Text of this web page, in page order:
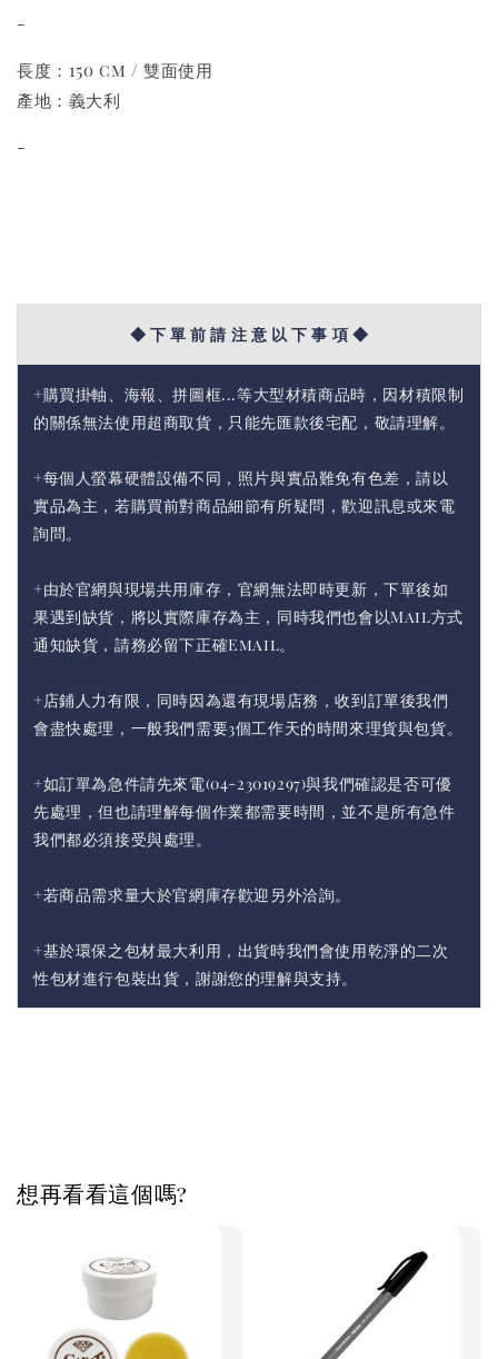
-
長度：150 cm / 雙面使用
產地：義大利
-
◆ 下 單 前 請 注 意 以 下 事 項 ◆
+購買掛軸、海報、拼圖框...等大型材積商品時，因材積限制
的關係無法使用超商取貨，只能先匯款後宅配，敬請理解。
+每個人螢幕硬體設備不同，照片與實品難免有色差，請以
實品為主，若購買前對商品細節有所疑問，歡迎訊息或來電
詢問。
+由於官網與現場共用庫存，官網無法即時更新，下單後如
果遇到缺貨，將以實際庫存為主，同時我們也會以Mail方式
通知缺貨，請務必留下正確Email。
+店鋪人力有限，同時因為還有現場店務，收到訂單後我們
會盡快處理，一般我們需要3個工作天的時間來理貨與包貨。
+如訂單為急件請先來電(04-23019297)與我們確認是否可優
先處理，但也請理解每個作業都需要時間，並不是所有急件
我們都必須接受與處理。
+若商品需求量大於官網庫存歡迎另外洽詢。
+基於環保之包材最大利用，出貨時我們會使用乾淨的二次
性包材進行包裝出貨，謝謝您的理解與支持。
想再看看這個嗎?